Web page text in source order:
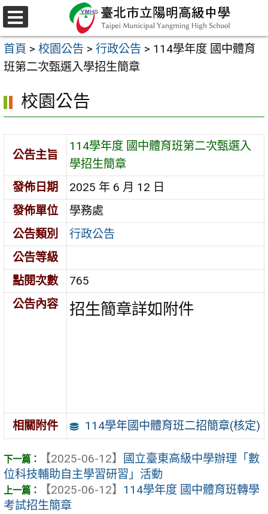
跳
至
主
要
容
區
選
單
首頁 > 校園公告 > 行政公告 > 114學年度 國中體育
班第二次甄選入學招生簡章
校園公告
公告主旨
114學年度 國中體育班第二次甄選入
學招生簡章
發佈日期
2025 年 6 月 12 日
發佈單位
學務處
公告類別
行政公告
公告等級
點閱次數
765
公告內容
招生簡章詳如附件
相關附件 114學年國中體育班二招簡章(核定)
【2025-06-12】
國立臺東高級中學辦理「數
位科技輔助自主學習研習」活動
【2025-06-12】 114學年度 國中體育班轉學
考試招生簡章